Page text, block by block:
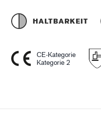
HALTBARKEIT
CE-Kategorie
Kategorie 2